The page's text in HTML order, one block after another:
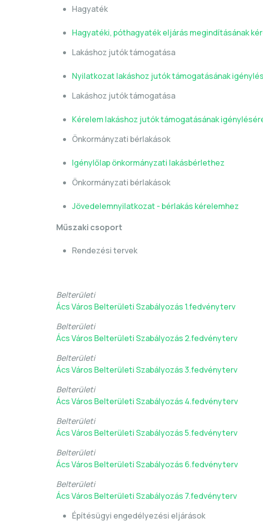
Hagyaték
Hagyatéki, póthagyaték eljárás megindításának
Lakáshoz jutók támogatása
Nyilatkozat lakáshoz jutók támogatásának
Lakáshoz jutók támogatása
Kérelem lakáshoz jutók támogatásának
Önkormányzati bérlakások
Igénylőlap önkormányzati lakásbérlethez
Önkormányzati bérlakások
Jövedelemnyilatkozat - bérlakás kérelemhez
Műszaki csoport
Rendezési tervek
Belterületi
Ács Város Belterületi Szabályozás 1.fedvényterv
Belterületi
Ács Város Belterületi Szabályozás 2.fedvényterv
Belterületi
Ács Város Belterületi Szabályozás 3.fedvényterv
Belterületi
Ács Város Belterületi Szabályozás 4.fedvényterv
Belterületi
Ács Város Belterületi Szabályozás 5.fedvényterv
Belterületi
Ács Város Belterületi Szabályozás 6.fedvényterv
Belterületi
Ács Város Belterületi Szabályozás 7.fedvényterv
Építésügyi engedélyezési eljárások